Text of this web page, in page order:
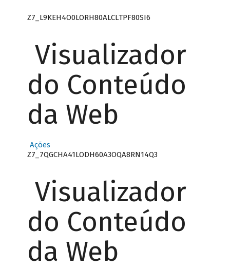
Z7_L9KEH4O0LORH80ALCLTPF80SI6
Visualizador
do Conteúdo
da Web
Ações
Z7_7QGCHA41LODH60A3OQA8RN14Q3
Visualizador
do Conteúdo
da Web